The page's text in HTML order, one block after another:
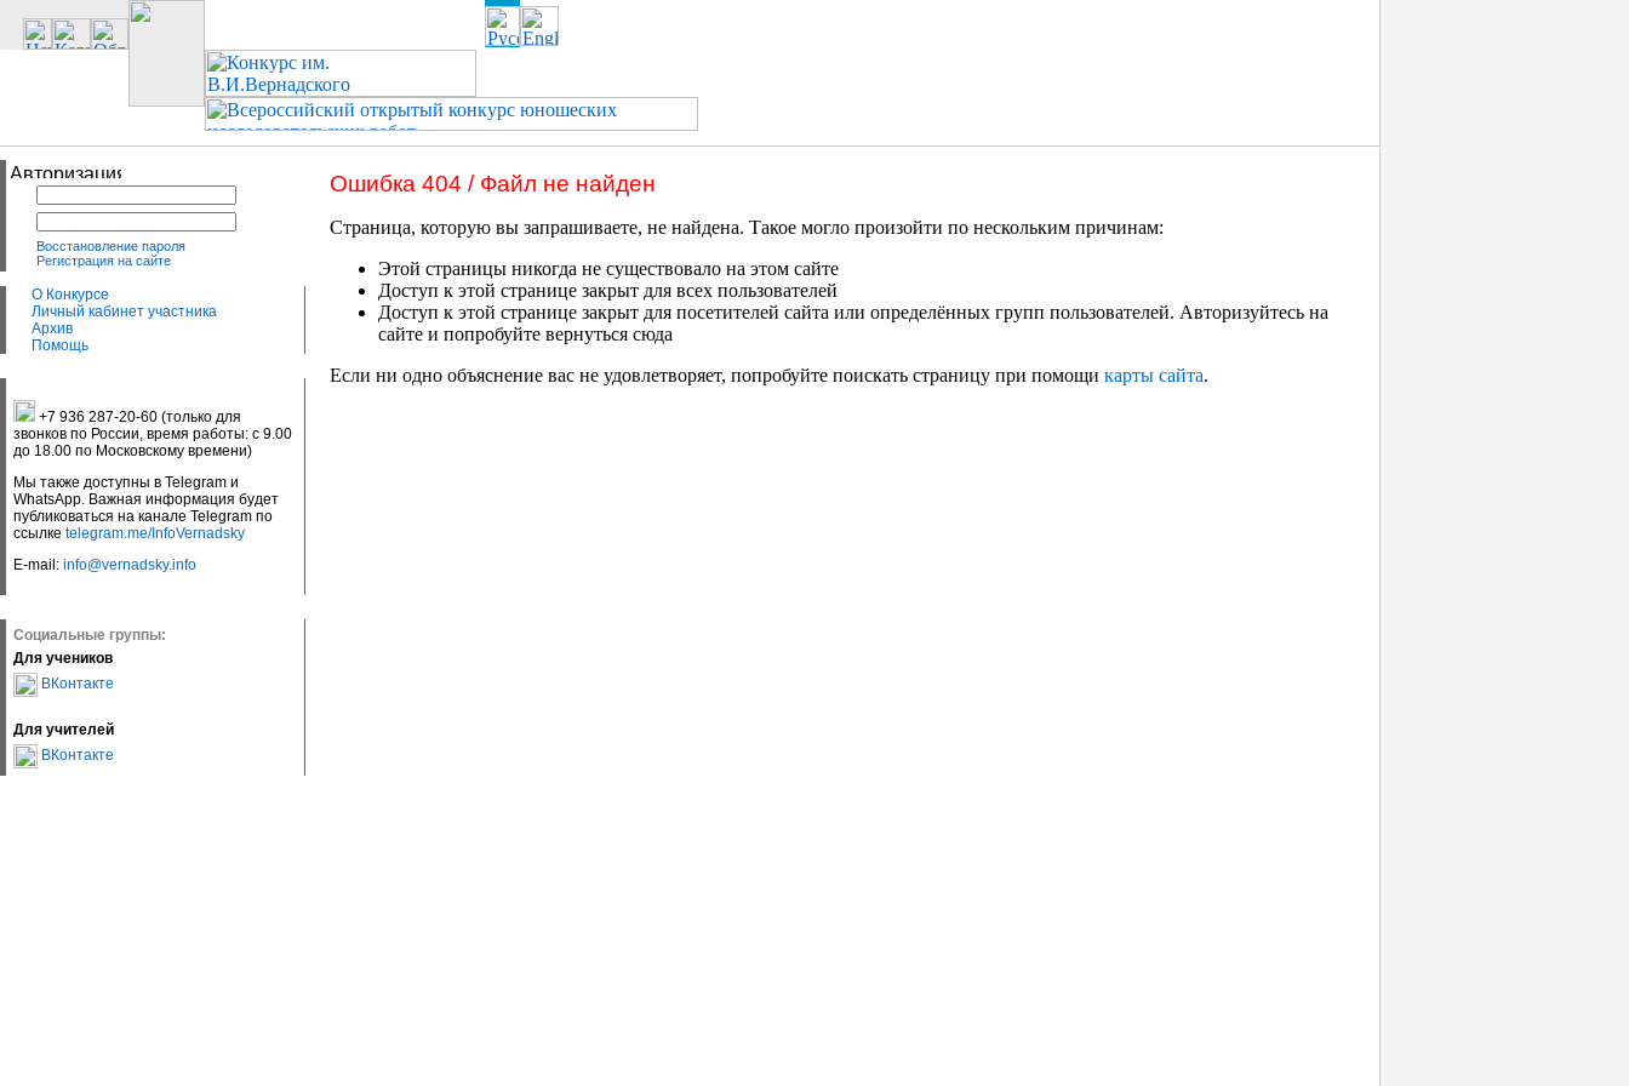
Восстановление пароля
Регистрация на сайте
О Конкурсе
Личный кабинет участника
Архив
Помощь
+7 936 287-20-60 (только для
звонков по России, время работы: с 9.00
до 18.00 по Московскому времени)
Мы также доступны в Telegram и
WhatsApp. Важная информация будет
публиковаться на канале Telegram по
ссылке telegram.me/InfoVernadsky
E-mail: info@vernadsky.info
Социальные группы:
Для учеников
ВКонтакте
Для учителей
ВКонтакте
Ошибка 404 / Файл не найден
Страница, которую вы запрашиваете, не найдена. Такое могло произойти по нескольким причинам:
Этой страницы никогда не существовало на этом сайте
Доступ к этой странице закрыт для всех пользователей
Доступ к этой странице закрыт для посетителей сайта или определённых групп пользователей. Авторизуйтесь на
сайте и попробуйте вернуться сюда
Если ни одно объяснение вас не удовлетворяет, попробуйте поискать страницу при помощи карты сайта.